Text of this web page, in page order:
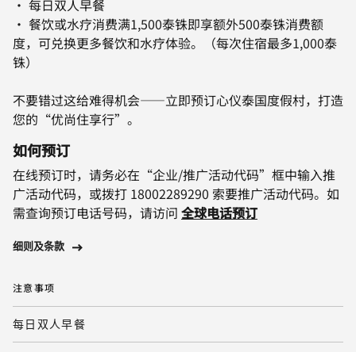
• 每日双人早餐
• 餐饮或水疗消费满1,500泰铢即享额外500泰铢消费额
度，可兑换更多餐饮和水疗体验。（每次住宿最多1,000泰
铢）
不要错过这给难得机会——立即预订心仪泰国度假村，打造
您的“优尚住享行”。
如何预订
在线预订时，请务必在“企业/推广活动代码”框中输入推
广活动代码，或拨打 18002289290 索要推广活动代码。如
需查询预订电话号码，请访问 全球电话预订
细则及条款
注意事项
每日双人早餐